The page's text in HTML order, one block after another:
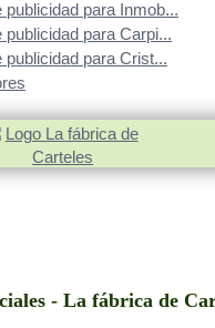
publicidad para Inmob...
publicidad para Carpi...
publicidad para Crist...
- La fábrica de